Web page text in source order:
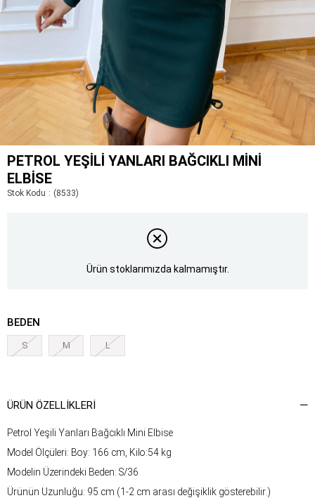
PETROL YEŞILI YANLARI BAĞCIKLI MINI
ELBISE
Stok Kodu (8533)
Ürün stoklarımızda kalmamıştır.
BEDEN
S M L
ÜRÜN ÖZELLIKLERI
Petrol Yeşili Yanları Bağcıklı Mini Elbise
Model Ölçüleri: Boy: 166 cm, Kilo:54 kg
Modelin Üzerindeki Beden: S/36
Ürünün Uzunluğu: 95 cm (1-2 cm arası değişiklik gösterebilir.)